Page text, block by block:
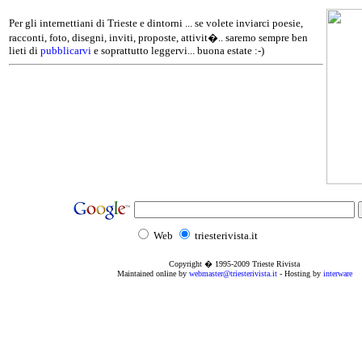
Per gli internettiani di Trieste e dintorni ... se volete inviarci poesie,
racconti, foto, disegni, inviti, proposte, attivit�.. saremo sempre ben
lieti di pubblicarvi e soprattutto leggervi... buona estate :-)
Web triesterivista.it
Copyright � 1995-2009 Trieste Rivista
Maintained online by webmaster@triesterivista.it- Hosting by interware